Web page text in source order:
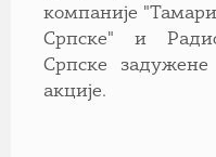
компаније
Српске" и
Српске задужене
акције.